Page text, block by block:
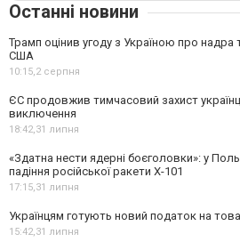
Останні новини
Трамп оцінив угоду з Україною про
США
10:15,2 серпня
ЄС продовжив тимчасовий захист
виключення
18:42,31 липня
«Здатна нести ядерні боєголовки»: у
падіння російської ракети Х-101
17:15,31 липня
Українцям готують новий податок на
15:42,31 липня